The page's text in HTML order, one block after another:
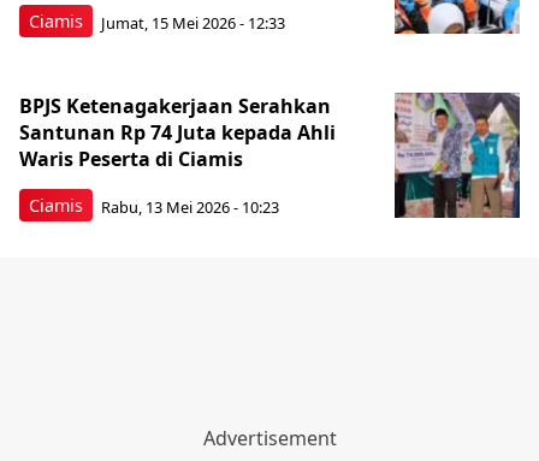
Ciamis Jumat, 15 Mei 2026 - 12:33
Ciamis
BPJS Ketenagakerjaan Serahkan
Santunan Rp 74 Juta kepada Ahli
Waris Peserta di Ciamis
Rabu, 13 Mei 2026 - 10:23